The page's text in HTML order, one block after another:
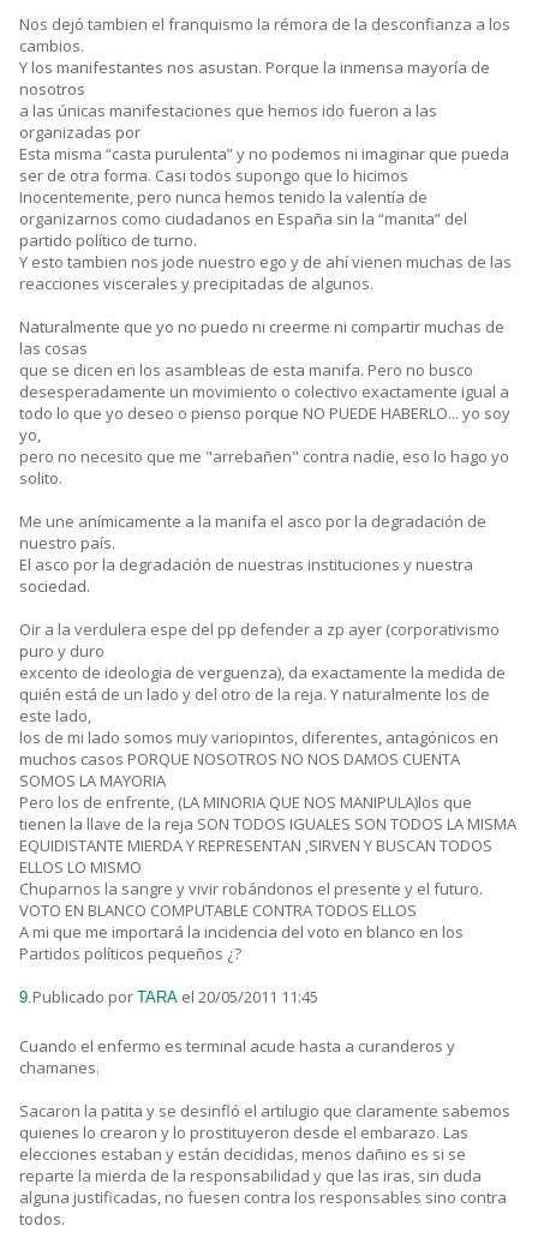
Nos dejó tambien el franquismo la rémora de la desconfianza a los
cambios.
Y los manifestantes nos asustan. Porque la inmensa mayoría de
nosotros
a las únicas manifestaciones que hemos ido fueron a las
organizadas por
Esta misma “casta purulenta” y no podemos ni imaginar que pueda
ser de otra forma. Casi todos supongo que lo hicimos
Inocentemente, pero nunca hemos tenido la valentía de
organizarnos como ciudadanos en España sin la “manita” del
partido político de turno.
Y esto tambien nos jode nuestro ego y de ahí vienen muchas de las
reacciones viscerales y precipitadas de algunos.
Naturalmente que yo no puedo ni creerme ni compartir muchas de
las cosas
que se dicen en los asambleas de esta manifa. Pero no busco
desesperadamente un movimiento o colectivo exactamente igual a
todo lo que yo deseo o pienso porque NO PUEDE HABERLO... yo soy
yo,
pero no necesito que me "arrebañen" contra nadie, eso lo hago yo
solito.
Me une anímicamente a la manifa el asco por la degradación de
nuestro país.
El asco por la degradación de nuestras instituciones y nuestra
sociedad.
Oir a la verdulera espe del pp defender a zp ayer (corporativismo
puro y duro
excento de ideologia de verguenza), da exactamente la medida de
quién está de un lado y del otro de la reja. Y naturalmente los de
este lado,
los de mi lado somos muy variopintos, diferentes, antagónicos en
muchos casos PORQUE NOSOTROS NO NOS DAMOS CUENTA
SOMOS LA MAYORIA
Pero los de enfrente, (LA MINORIA QUE NOS MANIPULA)los que
tienen la llave de la reja SON TODOS IGUALES SON TODOS LA MISMA
EQUIDISTANTE MIERDA Y REPRESENTAN ,SIRVEN Y BUSCAN TODOS
ELLOS LO MISMO
Chuparnos la sangre y vivir robándonos el presente y el futuro.
VOTO EN BLANCO COMPUTABLE CONTRA TODOS ELLOS
A mi que me importará la incidencia del voto en blanco en los
Partidos políticos pequeños ¿?
9.Publicado por TARA el 20/05/2011 11:45
Cuando el enfermo es terminal acude hasta a curanderos y
chamanes.
Sacaron la patita y se desinfló el artilugio que claramente sabemos
quienes lo crearon y lo prostituyeron desde el embarazo. Las
elecciones estaban y están decididas, menos dañino es si se
reparte la mierda de la responsabilidad y que las iras, sin duda
alguna justificadas, no fuesen contra los responsables sino contra
todos.